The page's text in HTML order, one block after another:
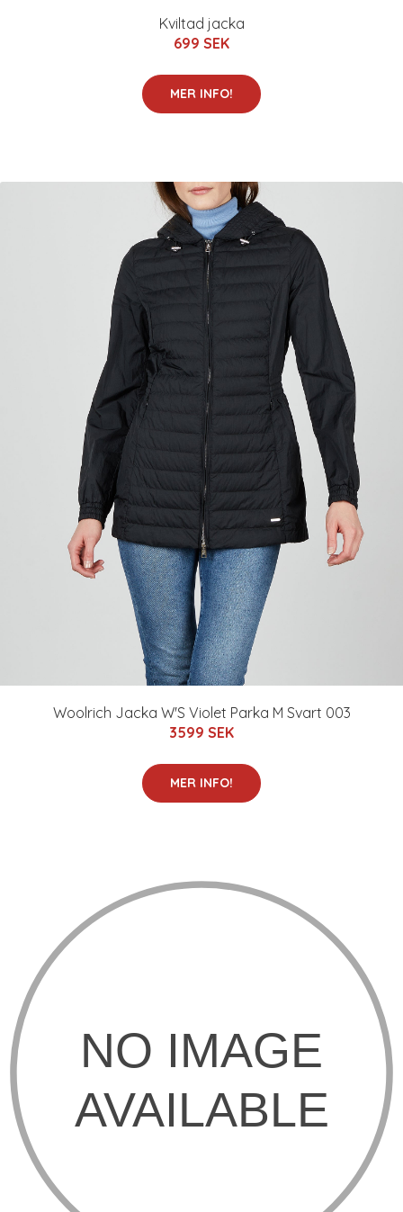
Kviltad jacka
699 SEK
MER INFO!
Woolrich Jacka W'S Violet Parka M Svart 003
3599 SEK
MER INFO!